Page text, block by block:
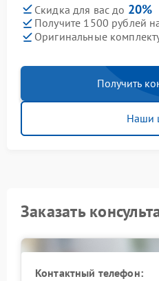
Скидка для вас до 20%
Получите 1500 рублей
Оригинальные
Получить
Наши
Заказать
Контактный телефон: